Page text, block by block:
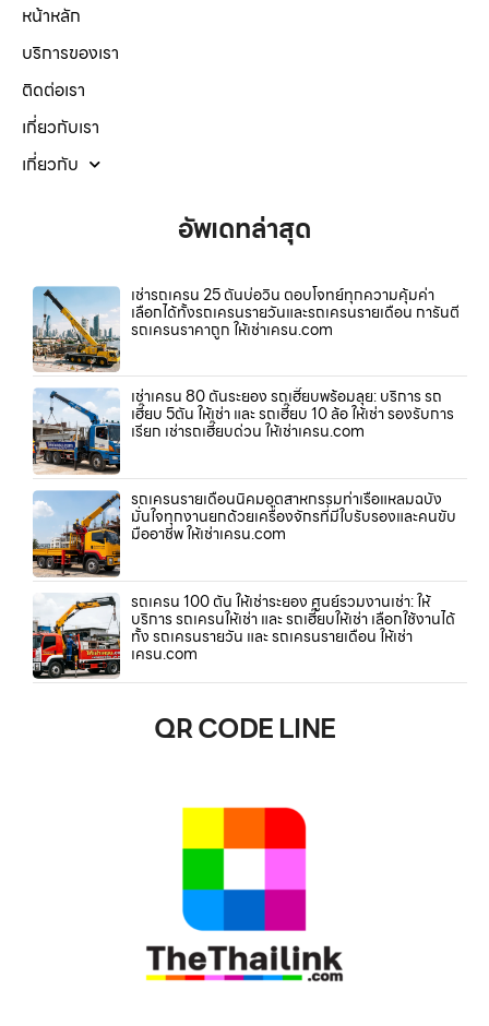
หน้าหลัก
บริการของเรา
ติดต่อเรา
เกี่ยวกับเรา
เกี่ยวกับ
อัพเดทล่าสุด
เช่ารถเครน 25 ตันบ่อวิน ตอบโจทย์ทุกความคุ้มค่า
เลือกได้ทั้งรถเครนรายวันและรถเครนรายเดือน การันตี
รถเครนราคาถูก ให้เช่าเครน.com
เช่าเครน 80 ตันระยอง รถเฮี๊ยบพร้อมลุย: บริการ รถ
เฮี๊ยบ 5ตัน ให้เช่า และ รถเฮี๊ยบ 10 ล้อ ให้เช่า รองรับการ
เรียก เช่ารถเฮี๊ยบด่วน ให้เช่าเครน.com
รถเครนรายเดือนนิคมอุตสาหกรรมท่าเรือแหลมฉบัง
มั่นใจทุกงานยกด้วยเครื่องจักรที่มีใบรับรองและคนขับ
มืออาชีพ ให้เช่าเครน.com
รถเครน 100 ตัน ให้เช่าระยอง ศูนย์รวมงานเช่า: ให้
บริการ รถเครนให้เช่า และ รถเฮี๊ยบให้เช่า เลือกใช้งานได้
ทั้ง รถเครนรายวัน และ รถเครนรายเดือน ให้เช่า
เครน.com
QR CODE LINE